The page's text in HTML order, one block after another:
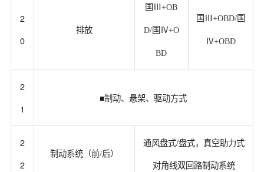
2
0
排放
国Ⅲ+OB
D/国Ⅳ+O
BD
国Ⅲ+OBD/国
Ⅳ+OBD
2
1
■制动、悬架、驱动方式
2
2
制动系统（前/后）
通风盘式/盘式，真空助力式
对角线双回路制动系统